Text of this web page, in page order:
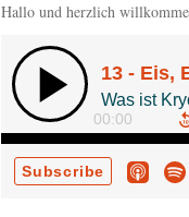
Hallo und herzlich